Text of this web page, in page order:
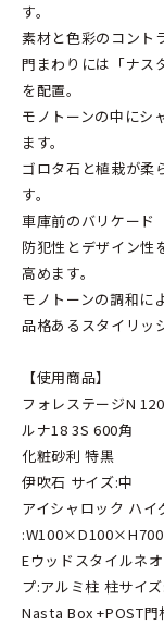
す。
素材と色彩のコント
門まわりには「ナス
を配置。
モノトーンの中にシ
ます。
ゴロタ石と植栽が柔
す。
車庫前のバリケード
防犯性とデザイン性
高めます。
モノトーンの調和に
品格あるスタイリッ
【使用商品】
フォレステージN
ルナ18 3S 600角
化粧砂利 特黒
伊吹石 サイズ:中
アイシャロック ハ
:W100×D100×H700
Eウッドスタイルネ
プ:アルミ柱 柱サイ
Nasta Box +POST